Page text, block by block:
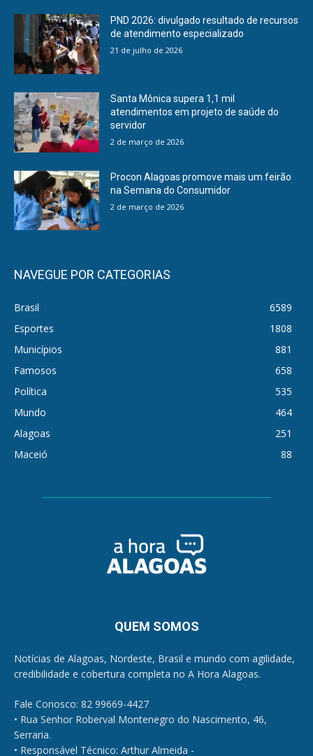
PND 2026: divulgado resultado de recursos
de atendimento especializado
21 de julho de 2026
Santa Mônica supera 1,1 mil
atendimentos em projeto de saúde do
servidor
2 de março de 2026
Procon Alagoas promove mais um feirão
na Semana do Consumidor
2 de março de 2026
NAVEGUE POR CATEGORIAS
Brasil
6589
Esportes
1808
Municípios
881
Famosos
658
Política
535
Mundo
464
Alagoas
251
Maceió
88
QUEM SOMOS
Notícias de Alagoas, Nordeste, Brasil e mundo com agilidade,
credibilidade e cobertura completa no A Hora Alagoas.
Fale Conosco: 82 99669-4427
• Rua Senhor Roberval Montenegro do Nascimento, 46,
Serraria.
• Responsável Técnico: Arthur Almeida -